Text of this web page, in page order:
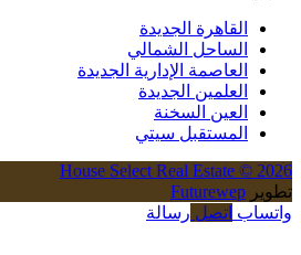
الجديدة
الشمالي
الإدارية الجديدة
الجديدة
السخنة
سيتي
House Select Real
اتصل رسالة